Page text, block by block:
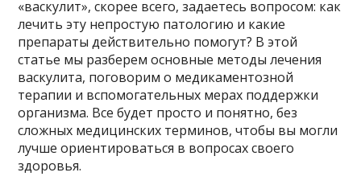
«васкулит», скорее всего, задаетесь вопросом: как
лечить эту непростую патологию и какие
препараты действительно помогут? В этой
статье мы разберем основные методы лечения
васкулита, поговорим о медикаментозной
терапии и вспомогательных мерах поддержки
организма. Все будет просто и понятно, без
сложных медицинских терминов, чтобы вы могли
лучше ориентироваться в вопросах своего
здоровья.